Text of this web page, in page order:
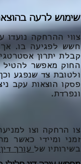
שימוש לרעה
צווי ההרחקה
חשש לפגיעה בו.
קבלת יתרון
החוק מאפשר להטיל
ולטובת צד שנפגע
פסקו הוצאות עקב
ונפרדת.
צו הרחקה וצו
זמני ומיידי
בשירותיו של עורך